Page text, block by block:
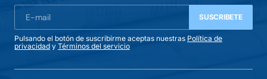
SUSCRIBETE
Pulsando el botón de suscribirme aceptas nuestras Política de
privacidad y Términos del servicio